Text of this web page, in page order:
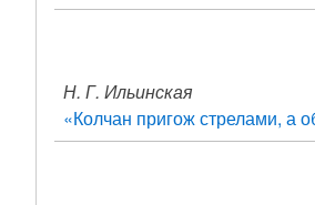
Н. Г. Ильинская
«Колчан пригож стрелами, а